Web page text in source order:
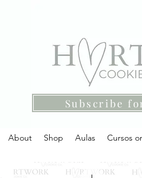
Subscribe
About Shop Aulas Cursos